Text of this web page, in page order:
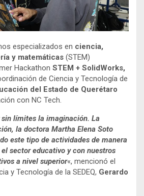
especializados en ciencia,
y matemáticas (STEM)
Hackathon STEM + SolidWorks,
de Ciencia y Tecnología de
del Estado de Querétaro
con NC Tech.
límites la imaginación. La
la doctora Martha Elena Soto
este tipo de actividades de manera
sector educativo y con nuestros
a nivel superior«, mencionó el
y Tecnología de la SEDEQ, Gerardo